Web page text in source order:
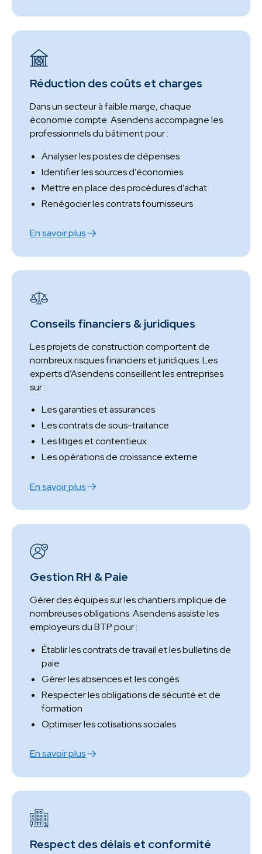
Réduction des coûts et charges
Dans un secteur à faible marge, chaque
économie compte. Asendens accompagne les
professionnels du bâtiment pour :
Analyser les postes de dépenses
Identifier les sources d’économies
Mettre en place des procédures d’achat
Renégocier les contrats fournisseurs
En savoir plus
Conseils financiers & juridiques
Les projets de construction comportent de
nombreux risques financiers et juridiques. Les
experts d’Asendens conseillent les entreprises
sur :
Les garanties et assurances
Les contrats de sous-traitance
Les litiges et contentieux
Les opérations de croissance externe
En savoir plus
Gestion RH & Paie
Gérer des équipes sur les chantiers implique de
nombreuses obligations. Asendens assiste les
employeurs du BTP pour :
Établir les contrats de travail et les bulletins de
paie
Gérer les absences et les congés
Respecter les obligations de sécurité et de
formation
Optimiser les cotisations sociales
En savoir plus
Respect des délais et conformité